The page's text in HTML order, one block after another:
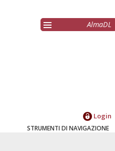
AlmaDL
Login
STRUMENTI DI NAVIGAZIONE